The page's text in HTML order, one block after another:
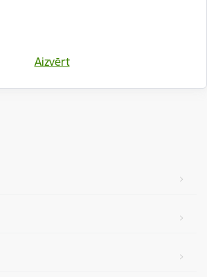
Aizvērt
Sniegt atsauksmi